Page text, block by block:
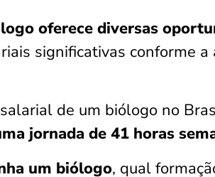
oferece diversas
significativas conforme
de um biólogo no
jornada de 41 horas
um biólogo, qual